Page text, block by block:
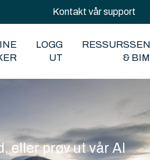
for oversettelser
Kontakt vår support
LOGG
UT
&
eller prøv ut vår AI